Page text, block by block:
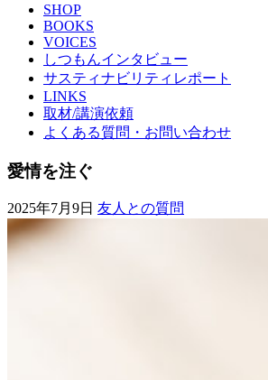
SHOP
BOOKS
VOICES
しつもんインタビュー
サスティナビリティレポート
LINKS
取材/講演依頼
よくある質問・お問い合わせ
愛情を注ぐ
2025年7月9日 友人との質問